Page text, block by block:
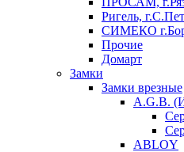
Ригель,
СИМЕКО
Прочие
Домарт
Замки
Замки врезные
A.G.B.
ABLOY